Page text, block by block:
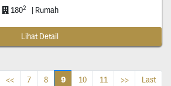
1802 | Rumah
Lihat Detail
<< 7 8 9 10 11 >> Last